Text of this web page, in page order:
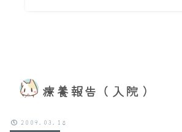
療養報告（入院）
2009.03.18